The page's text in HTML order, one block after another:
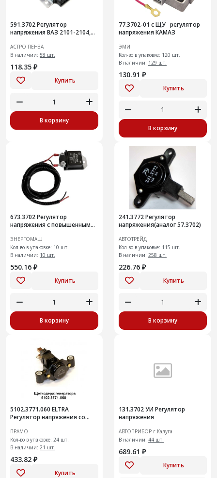
591.3702 Регулятор
напряжения ВАЗ 2101-2104,
АСТРО ПЕНЗА
В наличии: 58 шт.
118.35 ₽
Купить
В корзину
77.3702-01 с ЩУ регулятор
напряжения КАМАЗ
ЭМИ
Кол-во в упаковке: 120 шт.
В наличии: 129 шт.
130.91 ₽
Купить
В корзину
673.3702 Регулятор
напряжения с повышенным
ЭНЕРГОМАШ
Кол-во в упаковке: 10 шт.
В наличии: 10 шт.
550.16 ₽
Купить
В корзину
241.3772 Регулятор
напряжения(аналог 57.3702)
АВТОТРЕЙД
Кол-во в упаковке: 115 шт.
В наличии: 258 шт.
226.76 ₽
Купить
В корзину
5102.3771.060 ELTRA
Регулятор напряжения со
ПРАМО
Кол-во в упаковке: 24 шт.
В наличии: 21 шт.
433.82 ₽
Купить
131.3702 УИ Регулятор
напряжения
АВТОПРИБОР г.Калуга
В наличии: 44 шт.
689.61 ₽
Купить